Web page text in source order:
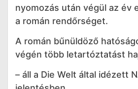
nyomozás után végül az év
a román rendőrséget.
A román bűnüldöző
végén több letartóztatást
– áll a Die Welt által idézett